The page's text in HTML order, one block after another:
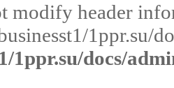
modify header
1ppr.su/
1ppr.su/docs/